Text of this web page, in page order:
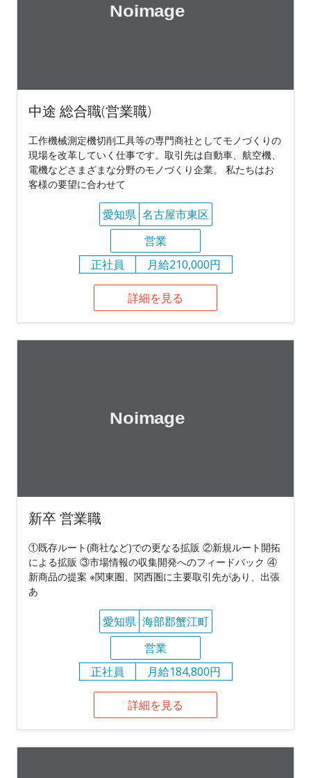
中途 総合職(営業職)
工作機械測定機切削工具等の専門商社としてモノづくりの
現場を改革していく仕事です。取引先は自動車、航空機、
電機などさまざまな分野のモノづくり企業。 私たちはお
客様の要望に合わせて
愛知県 名古屋市東区
営業
正社員
月給210,000円
詳細を見る
新卒 営業職
①既存ルート(商社など)での更なる拡販 ②新規ルート開拓
による拡販 ③市場情報の収集開発へのフィードバック ④
新商品の提案 ※関東圏、関西圏に主要取引先があり、出張
あ
愛知県 海部郡蟹江町
営業
正社員
月給184,800円
詳細を見る